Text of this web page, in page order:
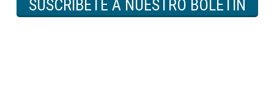
SUSCRÍBETE A NUESTRO BOLETÍN